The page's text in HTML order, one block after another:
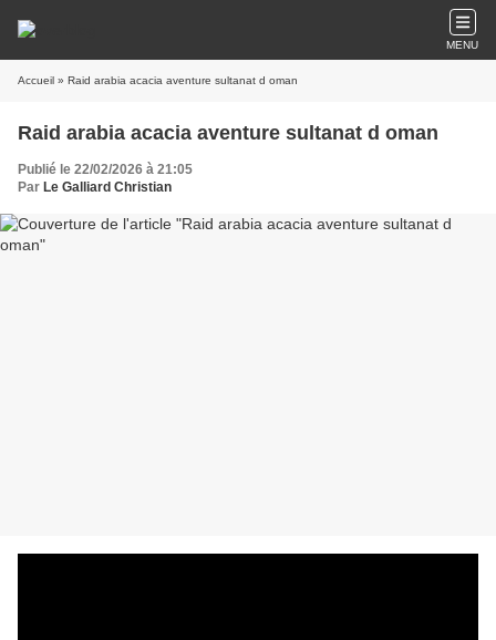
MENU
Accueil » Raid arabia acacia aventure sultanat d oman
Raid arabia acacia aventure sultanat d oman
Publié le 22/02/2026 à 21:05
Par Le Galliard Christian